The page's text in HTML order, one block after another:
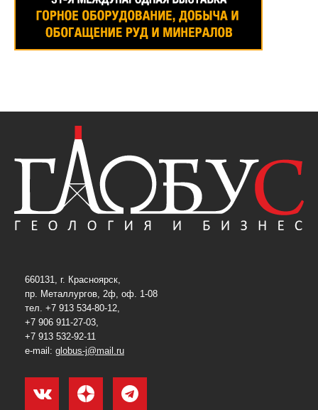
660131, г. Красноярск,
пр. Металлургов, 2ф, оф. 1-08
тел. +7 913 534-80-12,
+7 906 911-27-03,
+7 913 532-92-11
e-mail: globus-j@mail.ru